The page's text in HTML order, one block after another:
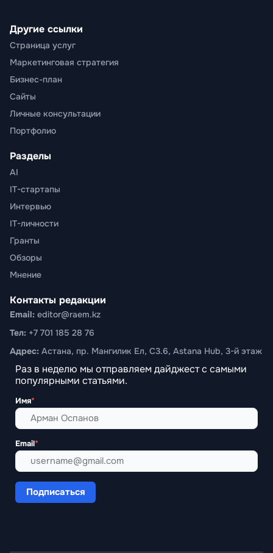
Другие ссылки
Страница услуг
Маркетинговая стратегия
Бизнес-план
Сайты
Личные консультации
Портфолио
Разделы
AI
IT-стартапы
Интервью
IT-личности
Гранты
Обзоры
Мнение
Контакты редакции
Email: editor@raem.kz
Тел: +7 701 185 28 76
Адрес: Астана, пр. Мангилик Ел, С3.6, Astana Hub, 3-й этаж
Раз в неделю мы отправляем дайджест с самыми
популярными статьями.
Имя*
Email*
Подписаться